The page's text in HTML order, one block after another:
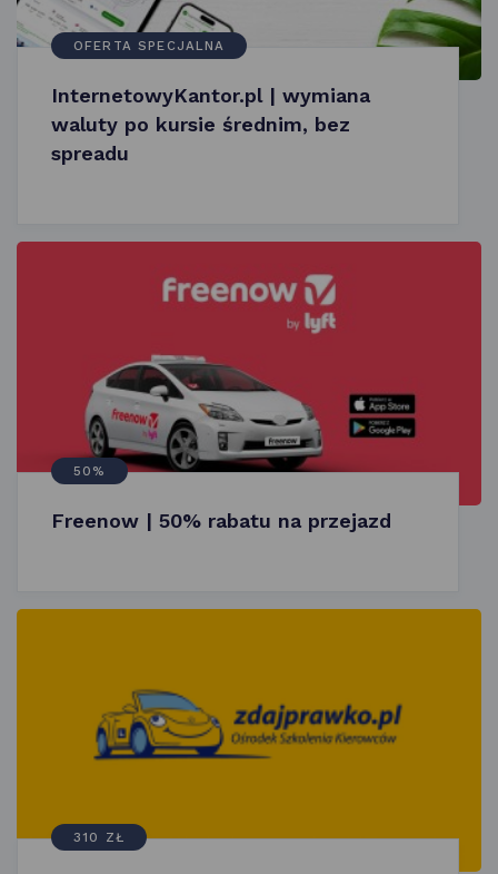
OFERTA SPECJALNA
InternetowyKantor.pl | wymiana
waluty po kursie średnim, bez
spreadu
50%
Freenow | 50% rabatu na przejazd
310 ZŁ